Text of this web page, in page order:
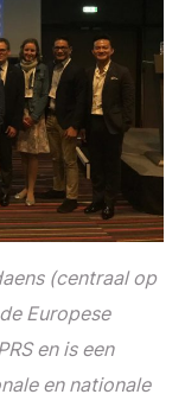
(centraal op
Europese
en is een
en nationale